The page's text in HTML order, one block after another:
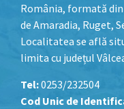
România, formată din
de Amaradia, Ruget,
Localitatea se află
limita cu județul
Tel:0253/232504
Cod Unic de